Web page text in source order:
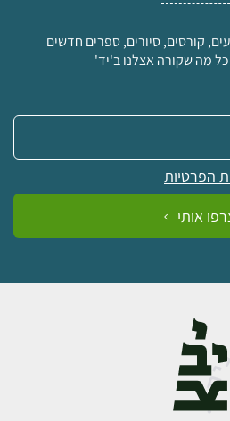
קורסים, סיורים, ספרים חדשים
מה שקורה אצלנו ב'יד'
הפרטיות
אותי